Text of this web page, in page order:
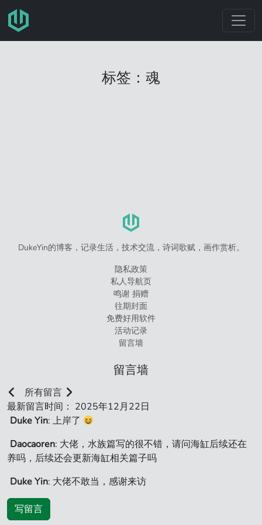
跳转至主要内容
标签：魂
DukeYin的博客，记录生活，技术交流，诗词歌赋，画作赏析。
隐私政策
私人导航页
鸣谢 捐赠
往期封面
免费好用软件
活动记录
留言墙
留言墙
所有留言
最新留言时间： 2025年12月22日
Duke Yin: 上岸了
Daocaoren: 大佬，水族篇写的很不错，请问海缸后续还在
养吗，后续还会更新海缸相关篇子吗
Duke Yin: 大佬不敢当，感谢来访
写留言